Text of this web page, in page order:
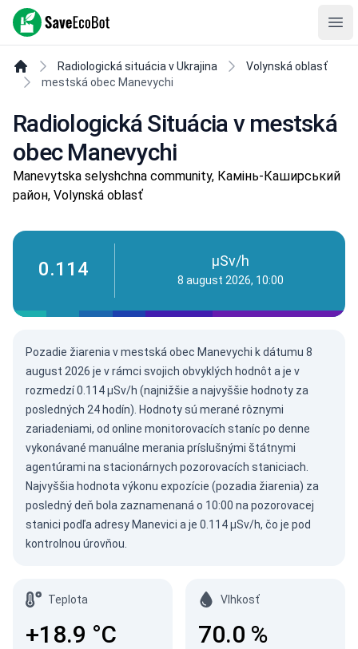
SaveEcoBot
Radiologická situácia v Ukrajina
Volynská oblasť
mestská obec Manevychi
Radiologická Situácia v mestská
obec Manevychi
Manevytska selyshchna community, Камінь-Каширський
район, Volynská oblasť
0.114 µSv/h
8 august 2026, 10:00
Pozadie žiarenia v mestská obec Manevychi k dátumu 8
august 2026 je v rámci svojich obvyklých hodnôt a je v
rozmedzí 0.114 µSv/h (najnižšie a najvyššie hodnoty za
posledných 24 hodín). Hodnoty sú merané rôznymi
zariadeniami, od online monitorovacích staníc po denne
vykonávané manuálne merania príslušnými štátnymi
agentúrami na stacionárnych pozorovacích staniciach.
Najvyššia hodnota výkonu expozície (pozadia žiarenia) za
posledný deň bola zaznamenaná o 10:00 na pozorovacej
stanici podľa adresy Manevici a je 0.114 µSv/h, čo je pod
kontrolnou úrovňou.
Teplota
+18.9 °C
Vlhkosť
70.0 %